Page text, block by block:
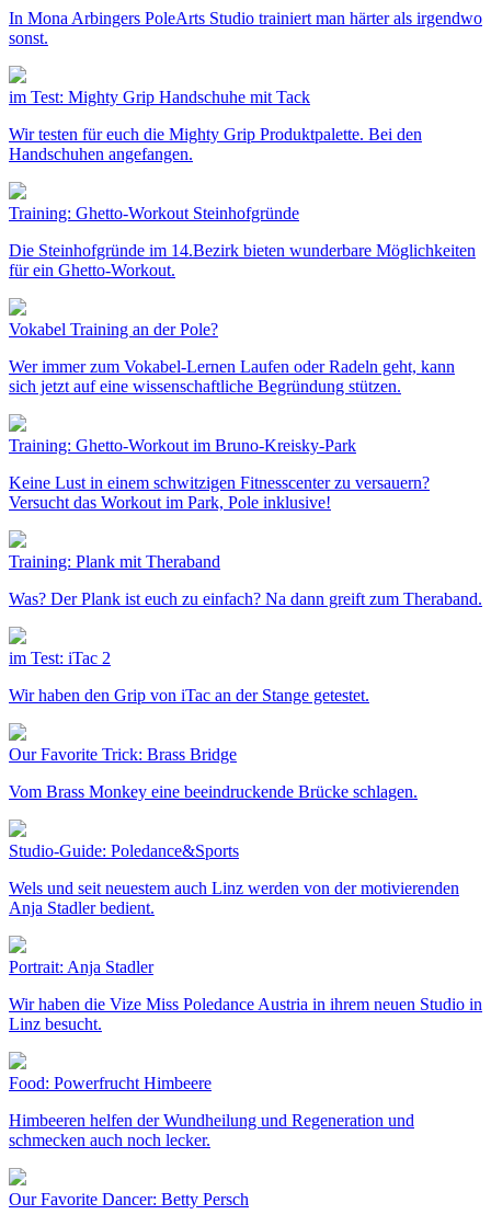
In Mona Arbingers PoleArts Studio trainiert man härter als irgendwo
sonst.
im Test: Mighty Grip Handschuhe mit Tack
Wir testen für euch die Mighty Grip Produktpalette. Bei den
Handschuhen angefangen.
Training: Ghetto-Workout Steinhofgründe
Die Steinhofgründe im 14.Bezirk bieten wunderbare Möglichkeiten
für ein Ghetto-Workout.
Vokabel Training an der Pole?
Wer immer zum Vokabel-Lernen Laufen oder Radeln geht, kann
sich jetzt auf eine wissenschaftliche Begründung stützen.
Training: Ghetto-Workout im Bruno-Kreisky-Park
Keine Lust in einem schwitzigen Fitnesscenter zu versauern?
Versucht das Workout im Park, Pole inklusive!
Training: Plank mit Theraband
Was? Der Plank ist euch zu einfach? Na dann greift zum Theraband.
im Test: iTac 2
Wir haben den Grip von iTac an der Stange getestet.
Our Favorite Trick: Brass Bridge
Vom Brass Monkey eine beeindruckende Brücke schlagen.
Studio-Guide: Poledance&Sports
Wels und seit neuestem auch Linz werden von der motivierenden
Anja Stadler bedient.
Portrait: Anja Stadler
Wir haben die Vize Miss Poledance Austria in ihrem neuen Studio in
Linz besucht.
Food: Powerfrucht Himbeere
Himbeeren helfen der Wundheilung und Regeneration und
schmecken auch noch lecker.
Our Favorite Dancer: Betty Persch